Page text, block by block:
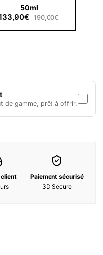
de Calabre, Poivre
Accord de pivoine,
de Virginie, Ambre gris
50ml
190,00€
de gamme, prêt à offrir.
client
Paiement sécurisé
3D Secure